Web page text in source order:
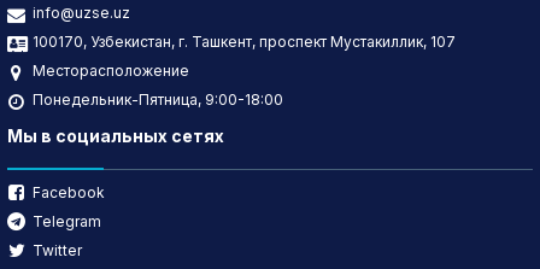
info@uzse.uz
100170, Узбекистан, г. Ташкент, проспект Мустакиллик, 107
Месторасположение
Понедельник-Пятница, 9:00-18:00
Мы в социальных сетях
Facebook
Telegram
Twitter